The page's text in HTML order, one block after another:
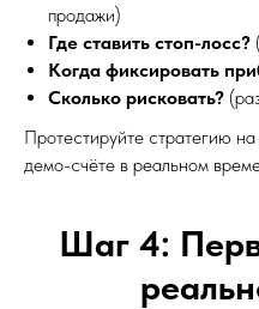
продажи)
Где ставить стоп-лосс?
Когда фиксировать
Сколько рисковать?
Протестируйте стратегию
демо-счёте в реальном
Шаг 4: